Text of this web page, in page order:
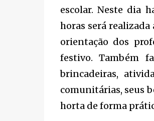
escolar. Neste dia
horas será
orientação dos
festivo. Também
brincadeiras,
comunitárias, seus
horta de forma